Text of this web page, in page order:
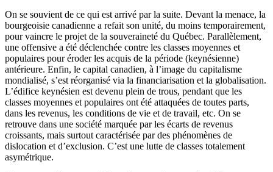
On se souvient de ce qui est arrivé par la suite. Devant la menace, la
bourgeoisie canadienne a refait son unité, du moins temporairement,
pour vaincre le projet de la souveraineté du Québec. Parallèlement,
une offensive a été déclenchée contre les classes moyennes et
populaires pour éroder les acquis de la période (keynésienne)
antérieure. Enfin, le capital canadien, à l’image du capitalisme
mondialisé, s’est réorganisé via la financiarisation et la globalisation.
L’édifice keynésien est devenu plein de trous, pendant que les
classes moyennes et populaires ont été attaquées de toutes parts,
dans les revenus, les conditions de vie et de travail, etc. On se
retrouve dans une société marquée par les écarts de revenus
croissants, mais surtout caractérisée par des phénomènes de
dislocation et d’exclusion. C’est une lutte de classes totalement
asymétrique.